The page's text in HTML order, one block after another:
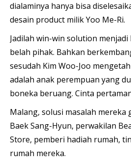
dialaminya hanya bisa
desain product milik Yoo Me-Ri.
Jadilah win-win solution
belah pihak. Bahkan
sesudah Kim Woo-Joo
adalah anak perempuan yang
boneka beruang. Cinta
Malang, solusi masalah mereka
Baek Sang-Hyun, perwakilan
Store, pemberi hadiah rumah,
rumah mereka.